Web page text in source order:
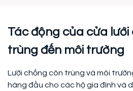
Tác động của cửa
trùng đến môi trường
Lưới chống côn trùng và môi
hàng đầu cho các hộ gia đình và